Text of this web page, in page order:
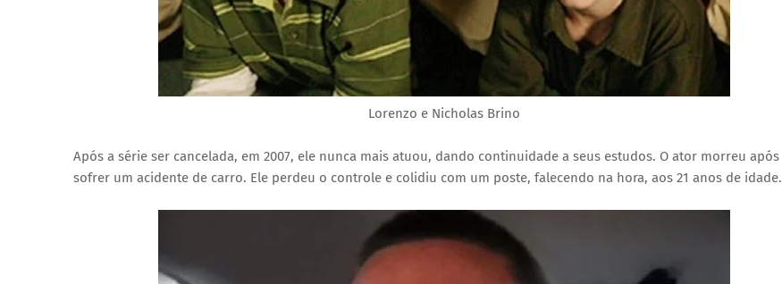
Lorenzo e Nicholas Brino
Após a série ser cancelada, em 2007, ele nunca mais atuou, dando continuidade a seus estudos. O ator morreu após
sofrer um acidente de carro. Ele perdeu o controle e colidiu com um poste, falecendo na hora, aos 21 anos de idade.